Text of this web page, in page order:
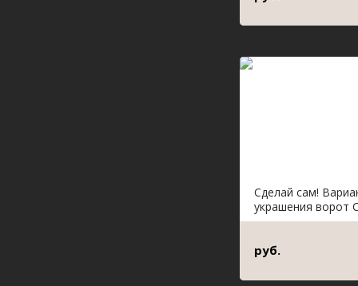
Сделай сам!
украшения ворот
руб.